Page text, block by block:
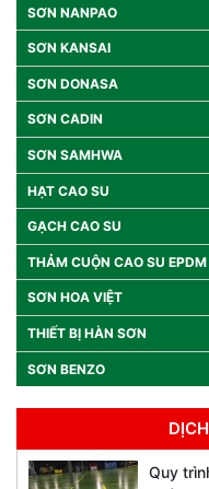
SƠN NANPAO
SƠN KANSAI
SƠN DONASA
SƠN CADIN
SƠN SAMHWA
HẠT CAO SU
GẠCH CAO SU
THẢM CUỘN CAO SU EPDM
SƠN HOA VIỆT
THIẾT BỊ HÀN SƠN
SƠN BENZO
Quy